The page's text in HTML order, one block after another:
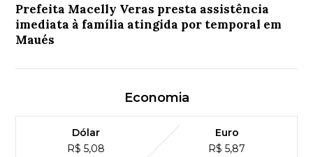
Prefeita Macelly Veras presta assistência
imediata à família atingida por temporal em
Maués
Economia
Dólar
R$ 5,08
Euro
R$ 5,87